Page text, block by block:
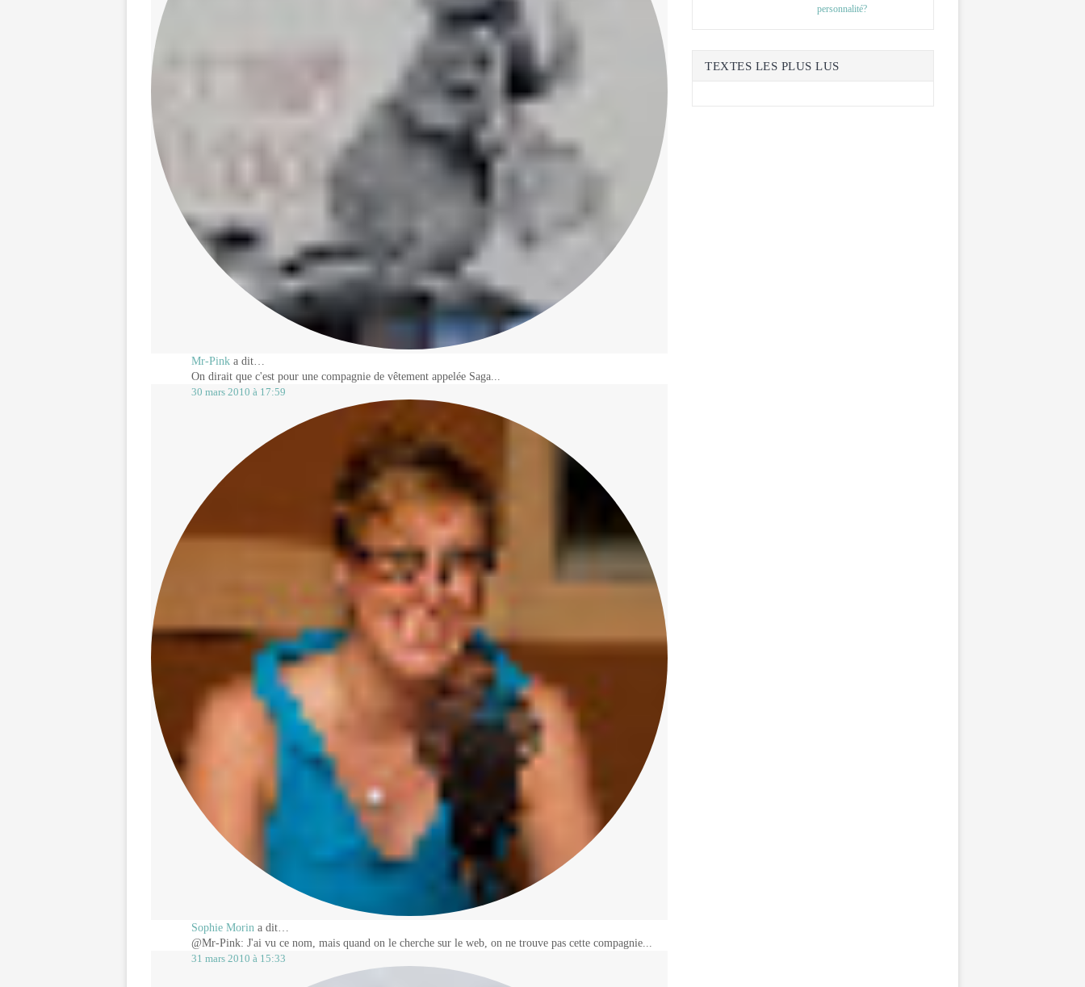
Mr-Pink a dit…
On dirait que c'est pour une compagnie de vêtement appelée Saga...
30 mars 2010 à 17:59
Sophie Morin a dit…
@Mr-Pink: J'ai vu ce nom, mais quand on le cherche sur le web, on ne trouve pas cette compagnie...
31 mars 2010 à 15:33
personnalité?
TEXTES LES PLUS LUS